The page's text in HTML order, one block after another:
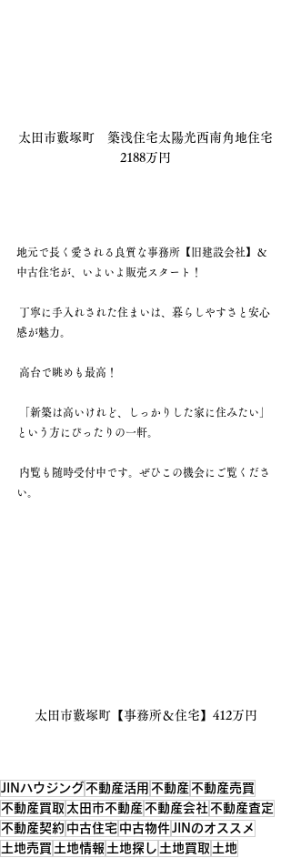
太田市藪塚町　築浅住宅太陽光西南角地住宅
2188万円
地元で長く愛される良質な事務所【旧建設会社】＆
中古住宅が、いよいよ販売スタート！
感が魅力。
高台で眺めも最高！
という方にぴったりの一軒。
い。
太田市藪塚町【事務所＆住宅】412万円
JINハウジング 不動産活用 不動産不動産売買
不動産買取 太田市不動産不動産会社 不動産査定
不動産契約 中古住宅 中古物件JINのオススメ
土地売買 土地情報 土地探し 土地買取 土地